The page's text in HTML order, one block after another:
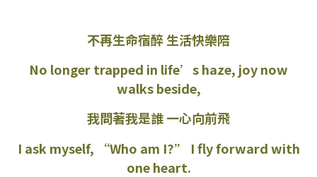
不再生命宿醉 生活快樂陪
No longer trapped in life’s haze, joy now
walks beside,
我問著我是誰 一心向前飛
I ask myself, “Who am I?” I fly forward with
one heart.